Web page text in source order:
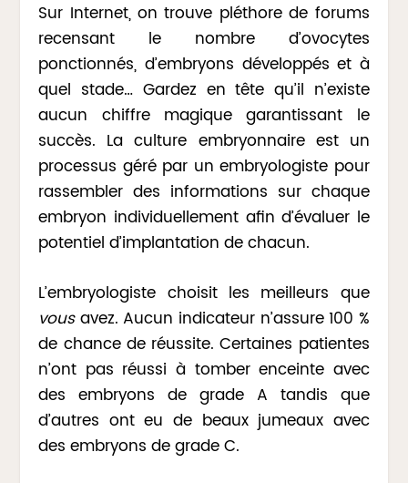
Sur Internet, on trouve pléthore de forums
recensant le nombre d’ovocytes
ponctionnés, d’embryons développés et à
quel stade… Gardez en tête qu’il n’existe
aucun chiffre magique garantissant le
succès. La culture embryonnaire est un
processus géré par un embryologiste pour
rassembler des informations sur chaque
embryon individuellement afin d’évaluer le
potentiel d’implantation de chacun.
L’embryologiste choisit les meilleurs que
vousavez. Aucun indicateur n’assure 100 %
de chance de réussite. Certaines patientes
n’ont pas réussi à tomber enceinte avec
des embryons de grade A tandis que
d’autres ont eu de beaux jumeaux avec
des embryons de grade C.